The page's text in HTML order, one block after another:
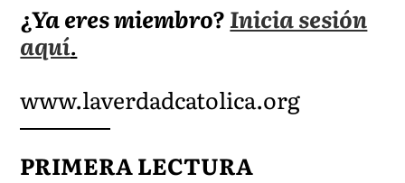
¿Ya eres miembro?Inicia sesión
aquí.
www.laverdadcatolica.org
PRIMERA LECTURA